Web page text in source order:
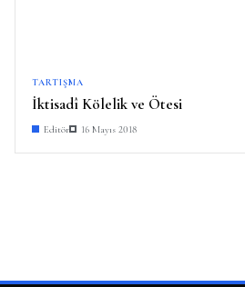
TARTIŞMA
İktisadî Kölelik ve Ötesi
Editör 16 Mayıs 2018